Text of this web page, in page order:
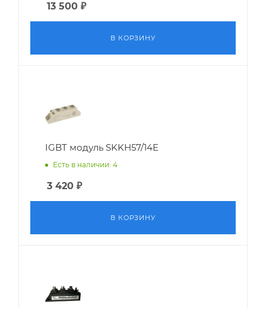
13 500 ₽
В КОРЗИНУ
IGBT модуль SKKH57/14E
Есть в наличии: 4
3 420 ₽
В КОРЗИНУ